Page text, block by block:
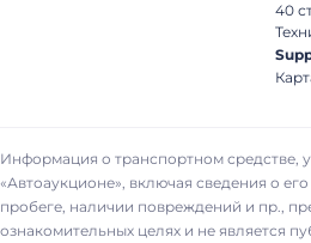
40
Информация о транспортном средстве,
«Автоаукционе», включая сведения о
пробеге, наличии повреждений и пр.,
ознакомительных целях и не является